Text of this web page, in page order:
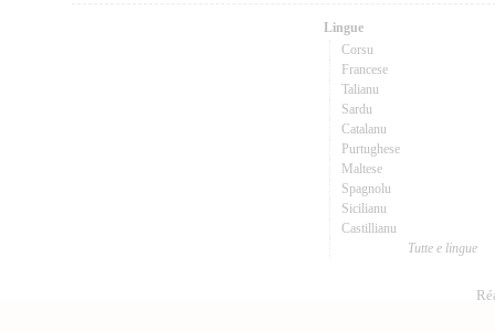
Lingue
Corsu
Francese
Talianu
Sardu
Catalanu
Purtughese
Maltese
Spagnolu
Sicilianu
Castillianu
Tutte e lingue